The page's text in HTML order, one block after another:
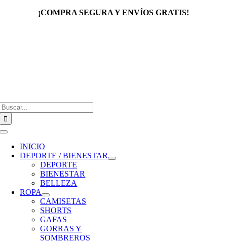
¡COMPRA SEGURA Y ENVÍOS GRATIS!
Toggle
Navigation
INICIO
DEPORTE / BIENESTAR
DEPORTE
BIENESTAR
BELLEZA
ROPA
CAMISETAS
SHORTS
GAFAS
GORRAS Y
SOMBREROS